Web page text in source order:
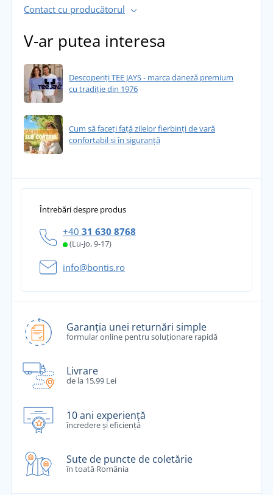
Contact cu producătorul
V-ar putea interesa
Descoperiți TEE JAYS - marca daneză premium
cu tradiție din 1976
Cum să faceți față zilelor fierbinți de vară
confortabil și în siguranță
Întrebări despre produs
+40 31 630 8768
(Lu-Jo, 9-17)
info@bontis.ro
Garanția unei returnări simple
formular online pentru soluționare rapidă
Livrare
de la 15,99 Lei
10 ani experiență
încredere și eficiență
Sute de puncte de coletărie
în toată România